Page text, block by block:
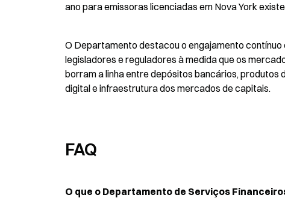
ano para emissoras licenciadas em Nova York
O Departamento destacou o engajamento
legisladores e reguladores à medida que os
borram a linha entre depósitos bancários,
digital e infraestrutura dos mercados de capitais.
FAQ
O que o Departamento de Serviços